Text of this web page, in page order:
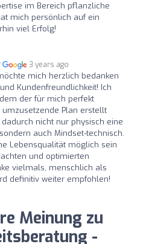
im Bereich pflanzliche
mich persönlich auf ein
viel Erfolg!
3 years ago
mich herzlich bedanken
Kundenfreundlichkeit! Ich
der für mich perfekt
Plan erstellt
nicht nur physisch eine
auch Mindset-technisch.
Lebensqualität möglich sein
und optimierten
vielmals, menschlich als
definitiv weiter empfohlen!
Meinung zu
-